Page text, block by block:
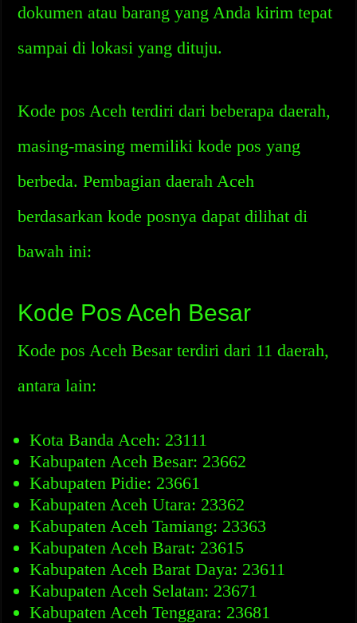
dokumen atau barang yang Anda kirim tepat
sampai di lokasi yang dituju.
Kode pos Aceh terdiri dari beberapa daerah,
masing-masing memiliki kode pos yang
berbeda. Pembagian daerah Aceh
berdasarkan kode posnya dapat dilihat di
bawah ini:
Kode Pos Aceh Besar
Kode pos Aceh Besar terdiri dari 11 daerah,
antara lain:
Kota Banda Aceh: 23111
Kabupaten Aceh Besar: 23662
Kabupaten Pidie: 23661
Kabupaten Aceh Utara: 23362
Kabupaten Aceh Tamiang: 23363
Kabupaten Aceh Barat: 23615
Kabupaten Aceh Barat Daya: 23611
Kabupaten Aceh Selatan: 23671
Kabupaten Aceh Tenggara: 23681